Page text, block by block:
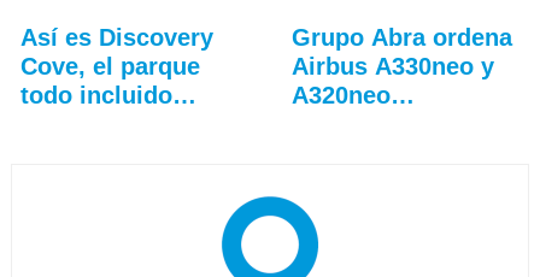
Así es Discovery
Cove, el parque
todo incluido
Grupo Abra ordena
Airbus A330neo y
A320neo